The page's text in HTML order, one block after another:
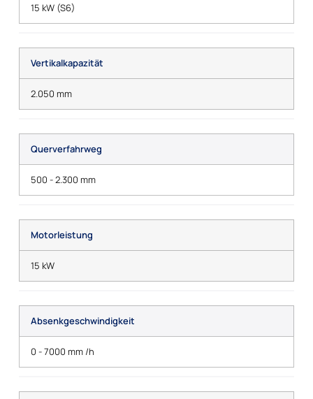
15 kW (S6)
Vertikalkapazität
2.050 mm
Querverfahrweg
500 - 2.300 mm
Motorleistung
15 kW
Absenkgeschwindigkeit
0 - 7000 mm /h